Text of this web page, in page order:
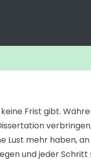
Frist gibt.
Lust mehr haben,
und jeder Schritt